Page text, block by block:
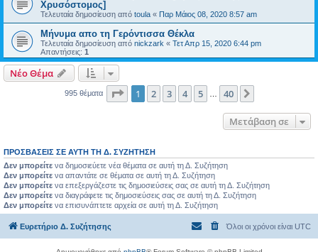
Χρυσόστομος]
Τελευταία δημοσίευση από toula « Παρ Μάιος 08, 2020 8:57 am
Μήνυμα απο τη Γερόντισσα Θέκλα
Τελευταία δημοσίευση από nickzark « Τετ Απρ 15, 2020 6:44 pm
Απαντήσεις: 1
Νέο Θέμα
995 θέματα Σελίδα από40
1 2 3 4 5 40
Μετάβαση σε
ΠΡΟΣΒΆΣΕΙΣ ΣΕ ΑΥΤΉ ΤΗ Δ. ΣΥΖΉΤΗΣΗ
Δεν μπορείτε να δημοσιεύετε νέα θέματα σε αυτή τη Δ. Συζήτηση
Δεν μπορείτε να απαντάτε σε θέματα σε αυτή τη Δ. Συζήτηση
Δεν μπορείτε να επεξεργάζεστε τις δημοσιεύσεις σας σε αυτή τη Δ. Συζήτηση
Δεν μπορείτε να διαγράφετε τις δημοσιεύσεις σας σε αυτή τη Δ. Συζήτηση
Δεν μπορείτε να επισυνάπτετε αρχεία σε αυτή τη Δ. Συζήτηση
Ευρετήριο Δ. Συζήτησης Όλοι οι χρόνοι είναι UTC